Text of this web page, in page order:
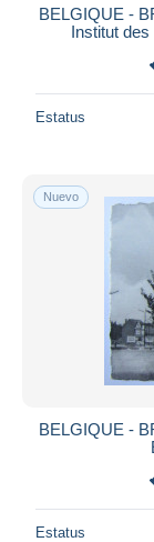
BELGIQUE -
Institut
Estatus
Nuevo
BELGIQUE -
Estatus